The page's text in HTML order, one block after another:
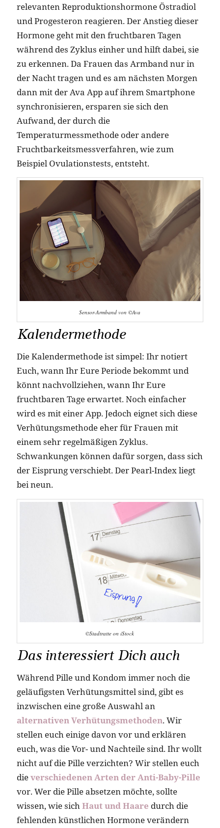
relevanten Reproduktionshormone Östradiol
und Progesteron reagieren. Der Anstieg dieser
Hormone geht mit den fruchtbaren Tagen
während des Zyklus einher und hilft dabei, sie
zu erkennen. Da Frauen das Armband nur in
der Nacht tragen und es am nächsten Morgen
dann mit der Ava App auf ihrem Smartphone
synchronisieren, ersparen sie sich den
Aufwand, der durch die
Temperaturmessmethode oder andere
Fruchtbarkeitsmessverfahren, wie zum
Beispiel Ovulationstests, entsteht.
Sensor-Armband von ©Ava
Kalendermethode
Die Kalendermethode ist simpel: Ihr notiert
Euch, wann Ihr Eure Periode bekommt und
könnt nachvollziehen, wann Ihr Eure
fruchtbaren Tage erwartet. Noch einfacher
wird es mit einer App. Jedoch eignet sich diese
Verhütungsmethode eher für Frauen mit
einem sehr regelmäßigen Zyklus.
Schwankungen können dafür sorgen, dass sich
der Eisprung verschiebt. Der Pearl-Index liegt
bei neun.
©Stadtratte on iStock
Das interessiert Dich auch
Während Pille und Kondom immer noch die
geläufigsten Verhütungsmittel sind, gibt es
inzwischen eine große Auswahl an
alternativen Verhütungsmethoden. Wir
stellen euch einige davon vor und erklären
euch, was die Vor- und Nachteile sind. Ihr wollt
nicht auf die Pille verzichten? Wir stellen euch
dieverschiedenen Arten der Anti-Baby-Pille
vor. Wer die Pille absetzen möchte, sollte
wissen, wie sichHaut und Haare durch die
fehlenden künstlichen Hormone verändern